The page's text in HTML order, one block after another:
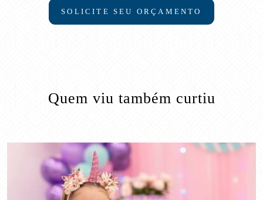
SOLICITE SEU ORÇAMENTO
Quem viu também curtiu